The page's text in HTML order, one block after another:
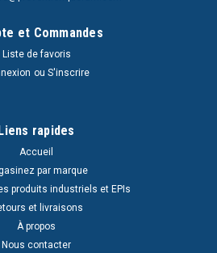
et Commandes
Liste de favoris
ou S'inscrire
rapides
Accueil
par marque
produits industriels et EPIs
et livraisons
À propos
Nous contacter